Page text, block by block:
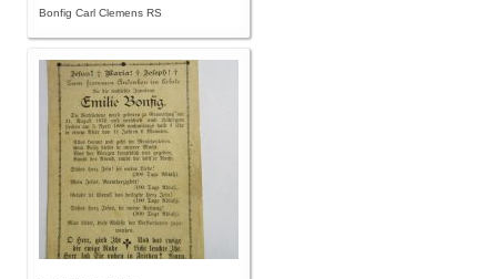
Bonfig Carl Clemens RS